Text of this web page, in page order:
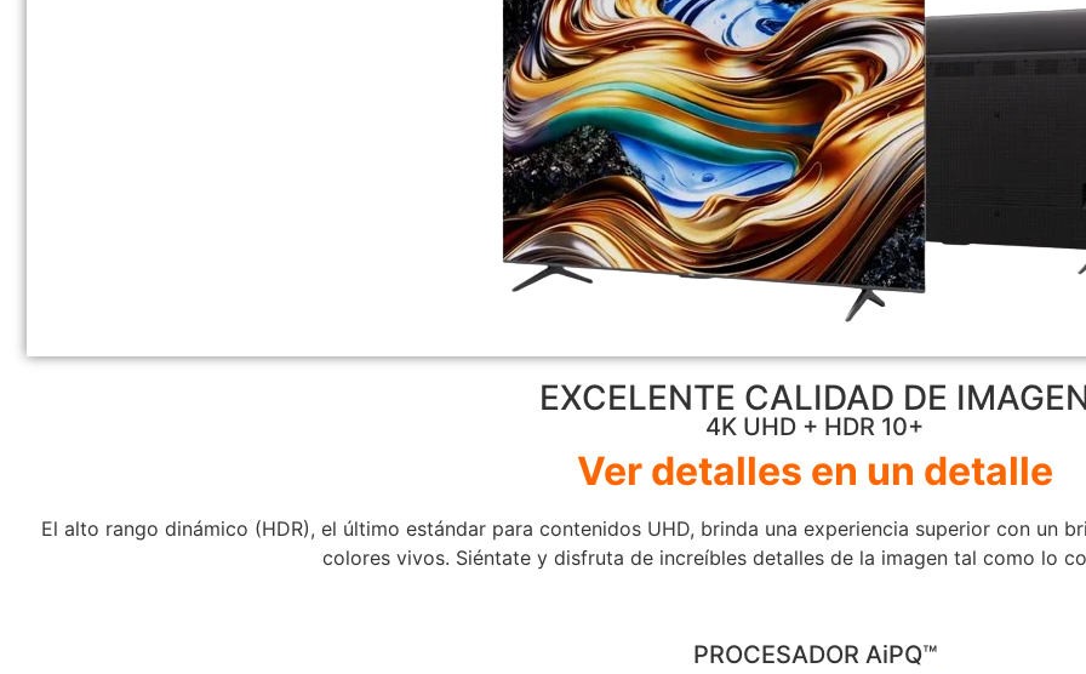
EXCELENTE CALIDAD DE
4K UHD + HDR 10+
Ver detalles en un detalle
El alto rango dinámico (HDR), el último estándar para contenidos UHD, brinda una experiencia superior con un
colores vivos. Siéntate y disfruta de increíbles detalles de la imagen tal como lo
PROCESADOR AiPQ™